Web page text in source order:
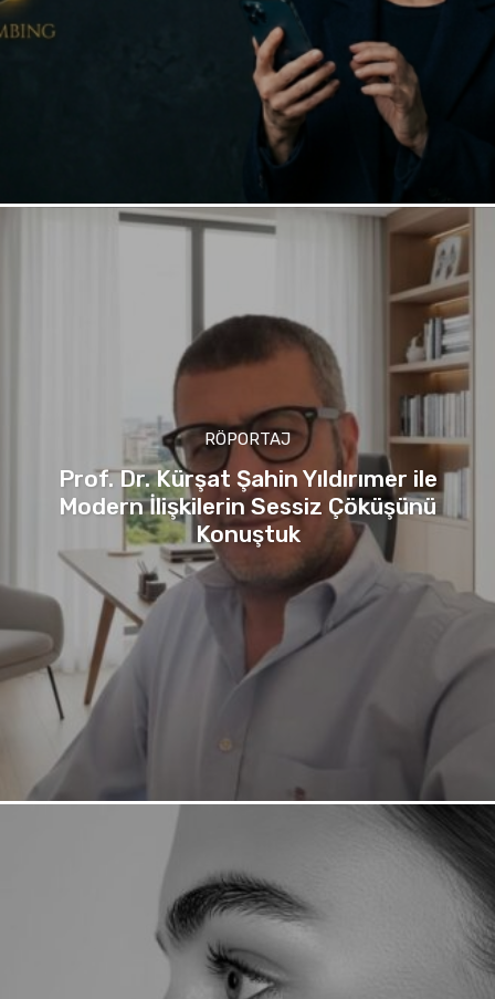
RÖPORTAJ
Prof. Dr. Kürşat Şahin Yıldırımer ile
Modern İlişkilerin Sessiz Çöküşünü
Konuştuk